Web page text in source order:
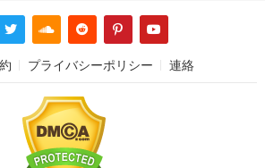
プライバシーポリシー 連絡